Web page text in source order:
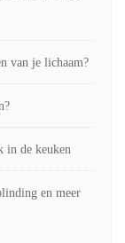
van je lichaam?
in de keuken
en meer